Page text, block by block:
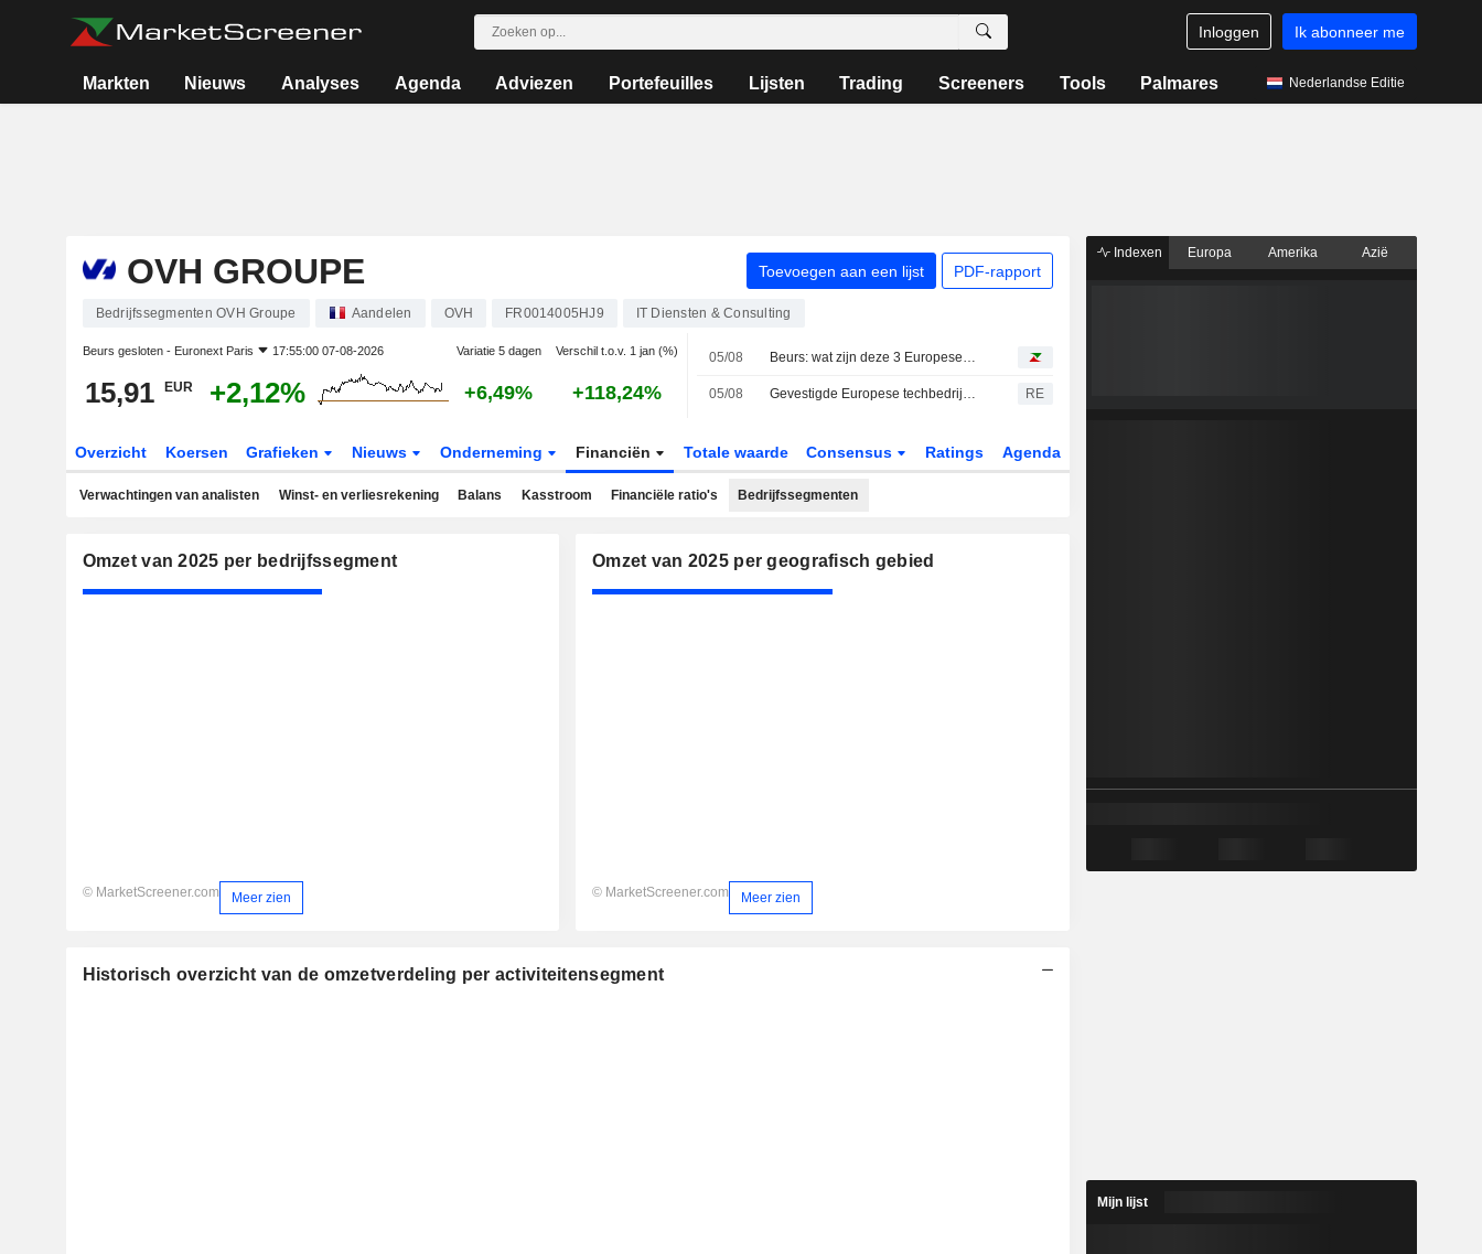
Inloggen Ik abonneer me
Markten Nieuws Analyses Agenda Adviezen Portefeuilles Lijsten Trading Screeners Tools Palmares Nederlandse Editie
OVH GROUPE Toevoegen aan een lijst PDF-rapport
Bedrijfssegmenten OVH Groupe Aandelen OVH FR0014005HJ9 IT Diensten & Consulting
Beurs gesloten - Euronext Paris 17:55:00 07-08-2026 Variatie 5 dagen Verschil t.o.v. 1 jan (%)
15,91 EUR +2,12% +6,49% +118,24%
05/08 Beurs: wat zijn deze 3 Europese hostingproviders waard?
05/08 Gevestigde Europese techbedrijven ontpoppen zich tot onverwachte AI-winnaars RE
Overzicht Koersen Grafieken Nieuws Onderneming Financiën Totale waarde Consensus Ratings Agenda
Verwachtingen van analisten Winst- en verliesrekening Balans Kasstroom Financiële ratio's Bedrijfssegmenten
Omzet van 2025 per bedrijfssegment
© MarketScreener.com Meer zien
Omzet van 2025 per geografisch gebied
© MarketScreener.com Meer zien
Historisch overzicht van de omzetverdeling per activiteitensegment
Indexen Europa Amerika Azië
Mijn lijst